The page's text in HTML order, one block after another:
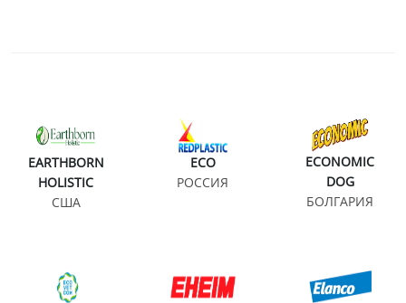
EARTHBORN
HOLISTIC
США
ECO
РОССИЯ
ECONOMIC
DOG
БОЛГАРИЯ